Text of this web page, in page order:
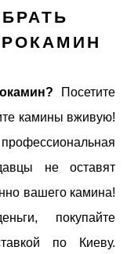
Посетите
камины вживую!
не оставят
вашего камина!
покупайте
по Киеву.